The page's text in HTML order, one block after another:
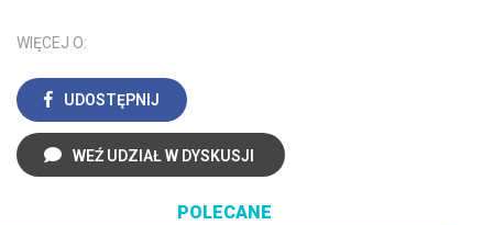
WIĘCEJ O:
UDOSTĘPNIJ
WEŹ UDZIAŁ W DYSKUSJI
POLECANE